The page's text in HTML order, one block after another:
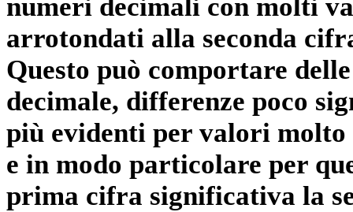
numeri decimali con molti
arrotondati alla seconda
Questo può comportare
decimale, differenze poco
più evidenti per valori
e in modo particolare per
prima cifra significativa la